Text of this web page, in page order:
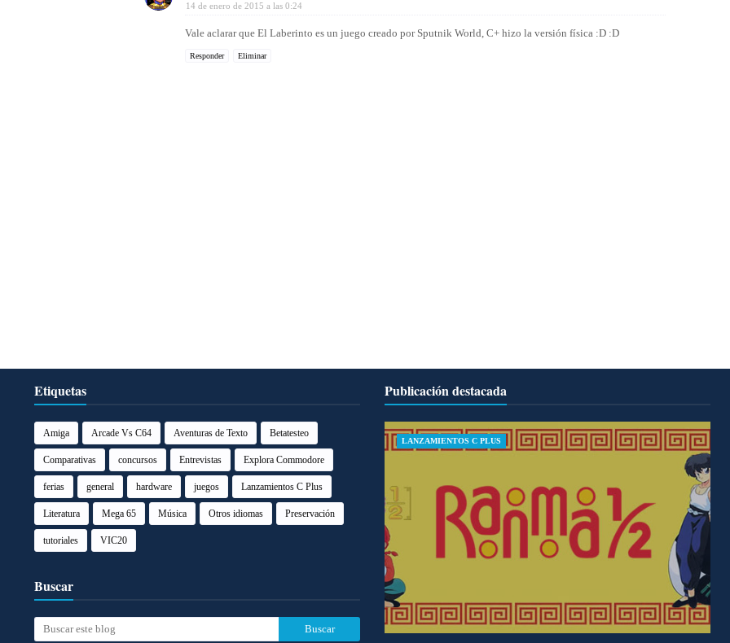
14 de enero de 2015 a las 0:24
Vale aclarar que El Laberinto es un juego creado por Sputnik World, C+ hizo la versión física :D :D
Responder Eliminar
Etiquetas
Amiga Arcade Vs C64 Aventuras de Texto Betatesteo
Comparativas concursos Entrevistas Explora Commodore
ferias general hardware juegos Lanzamientos C Plus
Literatura Mega 65 Música Otros idiomas Preservación
tutoriales VIC20
Buscar
Publicación destacada
LANZAMIENTOS C PLUS